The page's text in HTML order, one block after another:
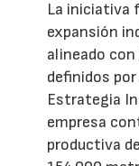
La iniciativa
expansión
alineado
definidos
Estrategia
empresa
productiva